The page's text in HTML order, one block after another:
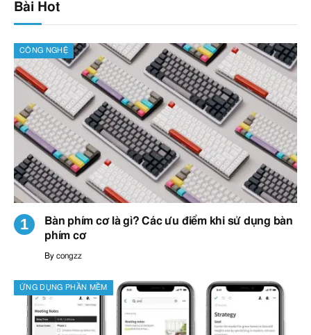
Bài Hot
CÔNG NGHỆ
Bàn phím cơ là gì? Các ưu điểm khi sử dụng bàn
phím cơ
By congzz
ỨNG DỤNG PHẦN MỀM